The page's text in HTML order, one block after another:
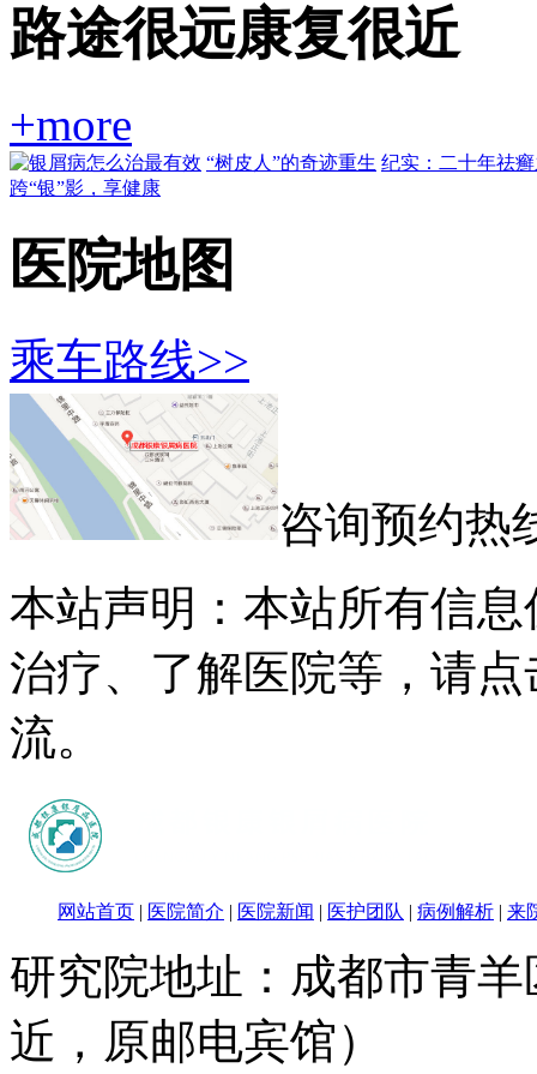
路途很远康复很近
+more
“树皮人”的奇迹重生 纪实：二十年祛
跨“银”影，享健康
医院地图
乘车路线>>
咨询预约热
本站声明：本站所有信
治疗、了解医院等，请
流。
网站首页 | 医院简介 | 医院新闻 | 医护团队 | 病例解析 | 来
研究院地址：成都市青
近，原邮电宾馆）